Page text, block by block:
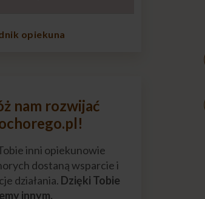
opiekuna
nam rozwijać
inni opiekunowie
dostaną wsparcie i
działania. Dzięki Tobie
innym.